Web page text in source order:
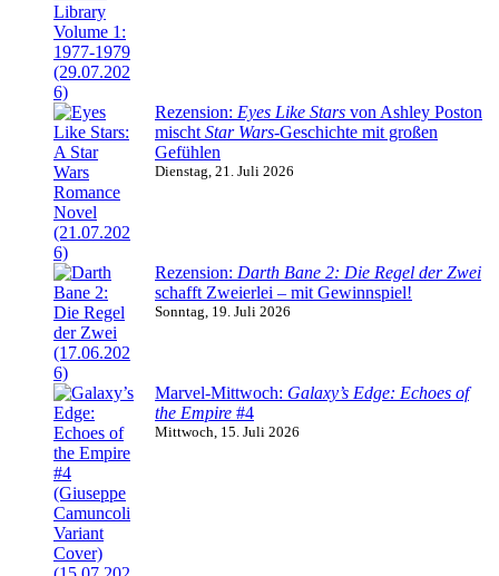
Rezension: Eyes Like Stars von Ashley Poston
mischt Star Wars-Geschichte mit großen
Gefühlen
Dienstag, 21. Juli 2026
Rezension: Darth Bane 2: Die Regel der Zwei
schafft Zweierlei – mit Gewinnspiel!
Sonntag, 19. Juli 2026
Marvel-Mittwoch: Galaxy’s Edge: Echoes of
the Empire #4
Mittwoch, 15. Juli 2026